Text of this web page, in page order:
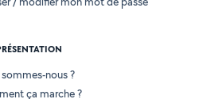
nous ?
ça marche ?